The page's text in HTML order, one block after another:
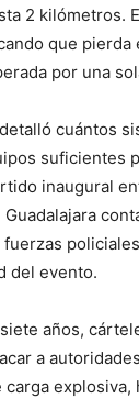
2 kilómetros.
que
por una
cuántos
suficientes
inaugural
fuerzas
del evento.
años,
a
carga